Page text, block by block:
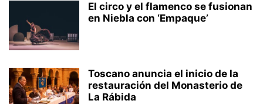
El circo y el flamenco se fusionan
en Niebla con ‘Empaque’
Toscano anuncia el inicio de la
restauración del Monasterio de
La Rábida